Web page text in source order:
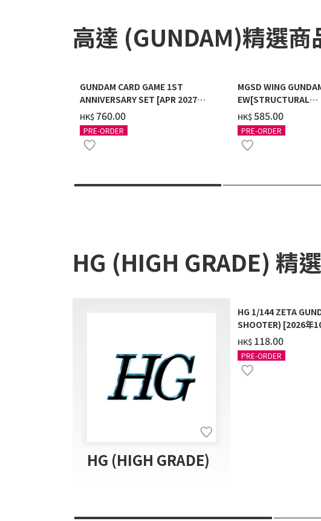
高達 (GUNDAM)精選商
GUNDAM CARD GAME 1ST
ANNIVERSARY SET [APR 2027
DELIVERY]
HK$‌760.00
PRE-ORDER
MGSD WING
EW[STRUCTURAL
COATING/BLACK]
HK$‌585.00
PRE-ORDER
HG (HIGH GRADE) 精選
HG (HIGH GRADE)
HG 1/144 ZETA
SHOOTER) [2026年
HK$ ‌118.00
PRE-ORDER